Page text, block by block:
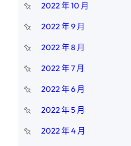
2022 年 10 月
2022 年 9 月
2022 年 8 月
2022 年 7 月
2022 年 6 月
2022 年 5 月
2022 年 4 月